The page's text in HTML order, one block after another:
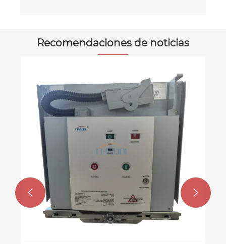
Recomendaciones de noticias
 